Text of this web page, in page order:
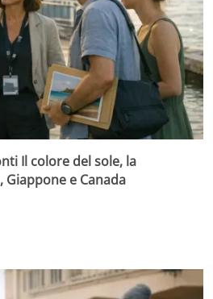
Il colore del sole, la
e Canada